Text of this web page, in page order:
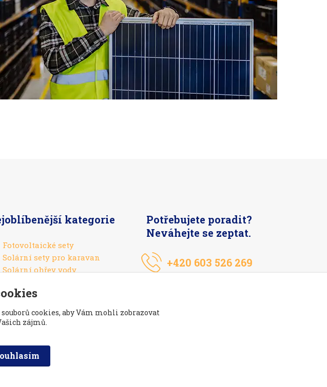
kategorie
Fotovoltaické sety
Solární sety pro karavan
Solární ohřev vody
Solární regulátory
Potřebujete poradit?
Neváhejte se zeptat.
+420 603 526 269
cookies, aby Vám mohli zobrazovat
zájmů.